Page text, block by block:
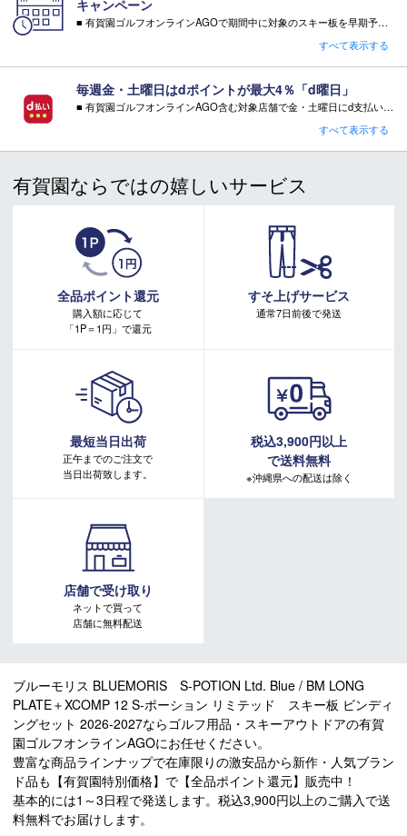
RADIUS（m）
160cm（11.9m）、165cm（12.5m）
ブーツソール規格
アルペン規格 (ISO5355) GW (GRIP
WALK)
グ・解放値
（DIN）
2023-2024 XCOMP 12 (DIN：4-12)
スキー 注意事項
＊取扱商品は、日本正規品です。
＊商品情報はディーラーカタログを基に表記しております。
＊製造上におきる細かい傷・汚れは、不良品に該当はしませ
＊店頭在庫と共有をしております。タイミングにより完売す
る場合がございます。
＊当WEBサイトにてビンディングを同時購入及びお持込みの
場合、取付工賃は無料です。
キャンペーン
■ 有賀園ゴルフオンラインAGOで期間中に対象のスキー板を早期予約頂いた方に有償オプションを無料サービス！
※相当額として記載している有償オプション金額は当店の通常金額となります。
注意事項：
・特典をご希望の場合は、必ずページ内でご選択ください。
・特典をご希望されない場合、その相当額の値引き・ご返金はございません。
すべて表示する
毎週金・土曜日はdポイントが最大4％「d曜日」
■ 有賀園ゴルフオンラインAGO含む対象店舗で金・土曜日にd支払いをすると
■ キャンペーン期間：毎週 金・土曜日 AM 0:00 - PM 23:59
注意事項：
・有賀園ポイントの獲得には別途ログイン/新規登録が必要です。
・本特典は予告なく変更・中止させて頂く場合があります。
・本キャンペーンの特典を受ける場合、ドコモ専用ページでエントリーが必要です。
詳しくはこちらをご確認ください。
キャンペーンページ
すべて表示する
有賀園ならではの嬉しいサービス
全品ポイント還元
購入額に応じて
「1P＝1円」で還元
すそ上げサービス
通常7日前後で発送
最短当日出荷
正午までのご注文で
当日出荷致します。
税込3,900円以上
で送料無料
※沖縄県への配送は除く
店舗で受け取り
ネットで買って
店舗に無料配送
ブルーモリス BLUEMORIS S-POTION Ltd. Blue / BM LONG
PLATE＋XCOMP 12 S-ポーション リミテッド スキー板 ビンディ
ングセット 2026-2027ならゴルフ用品・スキーアウトドアの有賀
園ゴルフオンラインAGOにお任せください。
豊富な商品ラインナップで在庫限りの激安品から新作・人気ブラン
ド品も【有賀園特別価格】で【全品ポイント還元】販売中！
基本的には1～3日程で発送します。税込3,900円以上のご購入で送
料無料でお届けします。